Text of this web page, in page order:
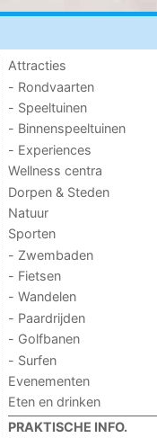
Attracties
- Rondvaarten
- Speeltuinen
- Binnenspeeltuinen
- Experiences
Wellness centra
Dorpen & Steden
Natuur
Sporten
- Zwembaden
- Fietsen
- Wandelen
- Paardrijden
- Golfbanen
- Surfen
Evenementen
Eten en drinken
PRAKTISCHE INFO.